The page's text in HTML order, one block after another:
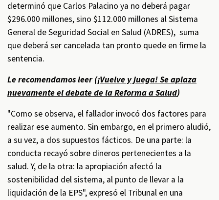
determinó que Carlos Palacino ya no deberá pagar
$296.000 millones, sino $112.000 millones al Sistema
General de Seguridad Social en Salud (ADRES), suma
que deberá ser cancelada tan pronto quede en firme la
sentencia.
Le recomendamos leer (¡Vuelve y juega! Se aplaza
nuevamente el debate de la Reforma a Salud)
"Como se observa, el fallador invocó dos factores para
realizar ese aumento. Sin embargo, en el primero aludió,
a su vez, a dos supuestos fácticos. De una parte: la
conducta recayó sobre dineros pertenecientes a la
salud. Y, de la otra: la apropiación afectó la
sostenibilidad del sistema, al punto de llevar a la
liquidación de la EPS", expresó el Tribunal en una